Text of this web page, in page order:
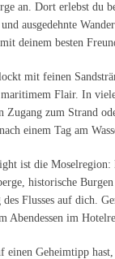
an. Dort erlebst du
ausgedehnte
deinem besten
mit feinen
maritimem Flair. In
Zugang zum Strand
einem Tag am
ist die Moselregion:
historische
des Flusses auf dich.
Abendessen im
einen Geheimtipp